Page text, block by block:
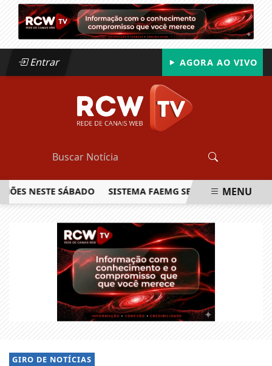
Entrar AGORA AO VIVO
NESTE SÁBADO SISTEMA FAEMG SENAR LANÇA OMENU
GIRO DE NOTÍCIAS